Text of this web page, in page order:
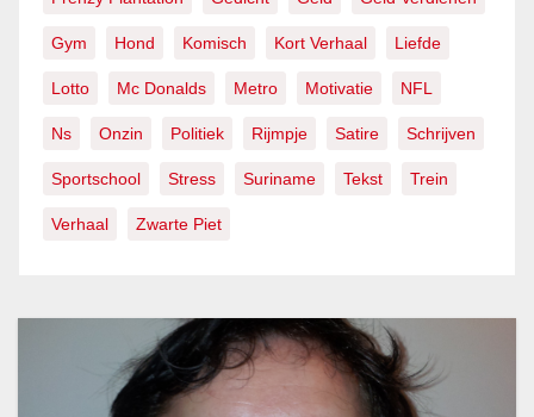
Gym Hond Komisch Kort Verhaal Liefde
Lotto Mc Donalds Metro Motivatie NFL
Ns Onzin Politiek Rijmpje Satire Schrijven
Sportschool Stress Suriname Tekst Trein
Verhaal Zwarte Piet